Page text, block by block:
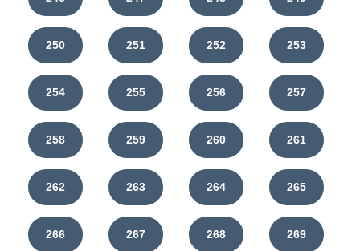
250 251 252 253
254 255 256 257
258 259 260 261
262 263 264 265
266 267 268 269